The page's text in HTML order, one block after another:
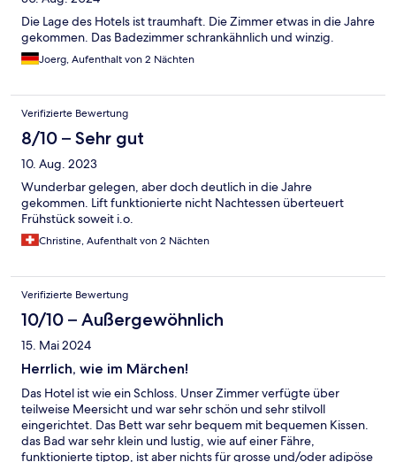
Die Lage des Hotels ist traumhaft. Die Zimmer etwas in die Jahre
gekommen. Das Badezimmer schrankähnlich und winzig.
Joerg, Aufenthalt von 2 Nächten
Verifizierte Bewertung
8/10 – Sehr gut
10. Aug. 2023
Wunderbar gelegen, aber doch deutlich in die Jahre
gekommen. Lift funktionierte nicht Nachtessen überteuert
Frühstück soweit i.o.
Christine, Aufenthalt von 2 Nächten
Verifizierte Bewertung
10/10 – Außergewöhnlich
15. Mai 2024
Herrlich, wie im Märchen!
Das Hotel ist wie ein Schloss. Unser Zimmer verfügte über
teilweise Meersicht und war sehr schön und sehr stilvoll
eingerichtet. Das Bett war sehr bequem mit bequemen Kissen.
das Bad war sehr klein und lustig, wie auf einer Fähre,
funktionierte tiptop, ist aber nichts für grosse und/oder adipöse